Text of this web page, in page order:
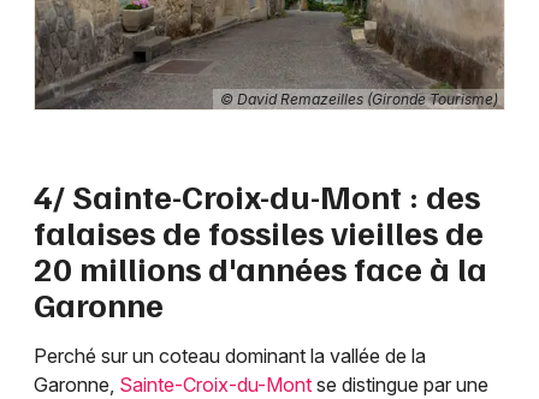
© David Remazeilles (Gironde Tourisme)
4/ Sainte-Croix-du-Mont : des
falaises de fossiles vieilles de
20 millions d'années face à la
Garonne
Perché sur un coteau dominant la vallée de la
Garonne, Sainte-Croix-du-Mont se distingue par une